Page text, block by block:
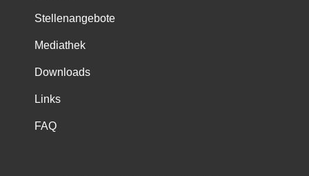
Stellenangebote
Mediathek
Downloads
Links
FAQ